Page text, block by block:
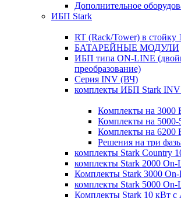
Дополнительное
ИБП Stark
RT (Rack/Tower) в стойку
БАТАРЕЙНЫЕ МОДУЛИ
ИБП типа ON-LINE
преобразование)
Серия INV (ВЧ)
комплекты ИБП Stark
Комплекты на 3000
Комплекты на 5000-
Комплекты на 6200
Решения на три
комплекты Stark Country
комплекты Stark 2000
Комплекты Stark 3000
комплекты Stark 5000
Комплекты Stark 10 кВт